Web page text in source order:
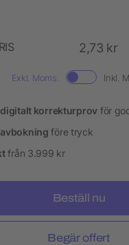
2,73 kr
Exkl. Moms. Inkl.
korrekturprov för
före tryck
från 3.999 kr
Beställ nu
Begär offert